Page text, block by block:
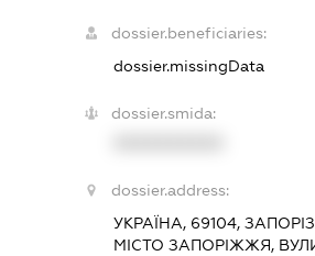
dossier.beneficiaries:
dossier.missingData
dossier.smida:
dossier.address:
УКРАЇНА, 69104,
МІСТО ЗАПОРІЖЖЯ,